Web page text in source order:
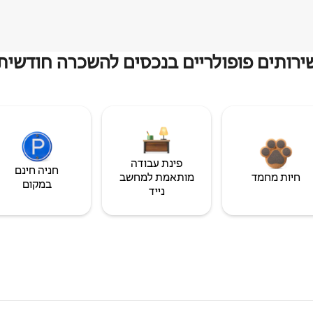
פופולריים בנכסים להשכרה
חיות מחמד
פינת עבודה
מותאמת למחשב
נייד
חניה חינם
במקום